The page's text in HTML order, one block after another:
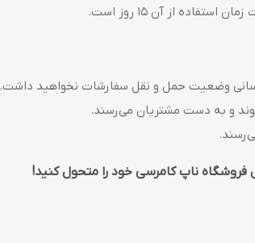
از آن 15 روز است.
وضعیت حمل و نقل سفارشات نخواهید داشت.
و به دست مشتریان می‌رسند.
فروشگاه ناپ کامرسی خود را متحول کنید!